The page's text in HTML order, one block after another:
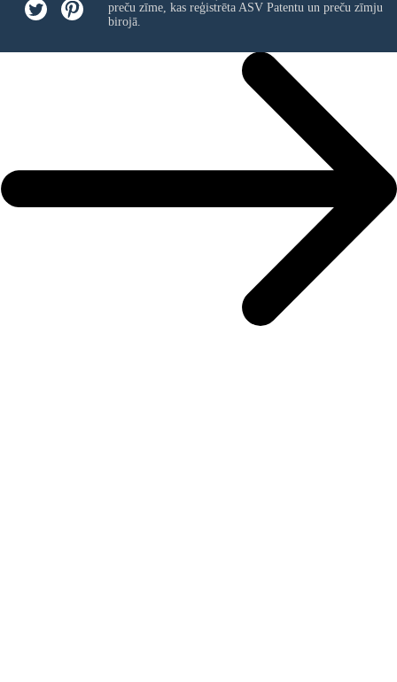
preču zīme, kas reģistrēta ASV Patentu un preču zīmju
birojā.